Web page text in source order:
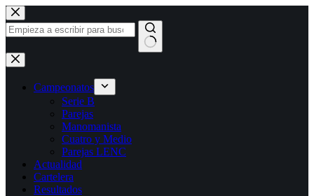
Saltar
al
contenido
Sin
resultados
Campeonatos
Serie B
Parejas
Manomanista
Cuatro y Medio
Parejas LENC
Actualidad
Cartelera
Resultados